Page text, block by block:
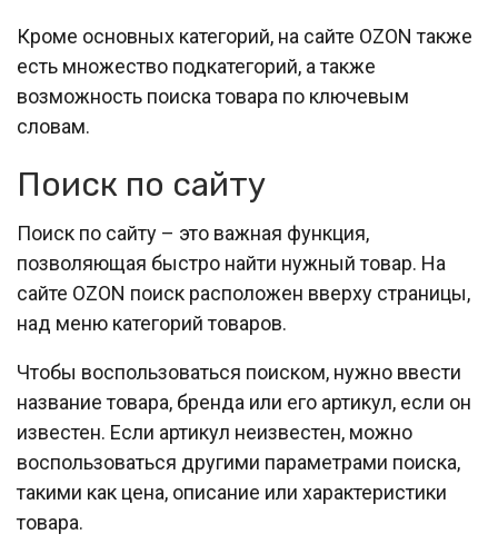
Кроме основных категорий, на сайте OZON также
есть множество подкатегорий, а также
возможность поиска товара по ключевым
словам.
Поиск по сайту
Поиск по сайту – это важная функция,
позволяющая быстро найти нужный товар. На
сайте OZON поиск расположен вверху страницы,
над меню категорий товаров.
Чтобы воспользоваться поиском, нужно ввести
название товара, бренда или его артикул, если он
известен. Если артикул неизвестен, можно
воспользоваться другими параметрами поиска,
такими как цена, описание или характеристики
товара.